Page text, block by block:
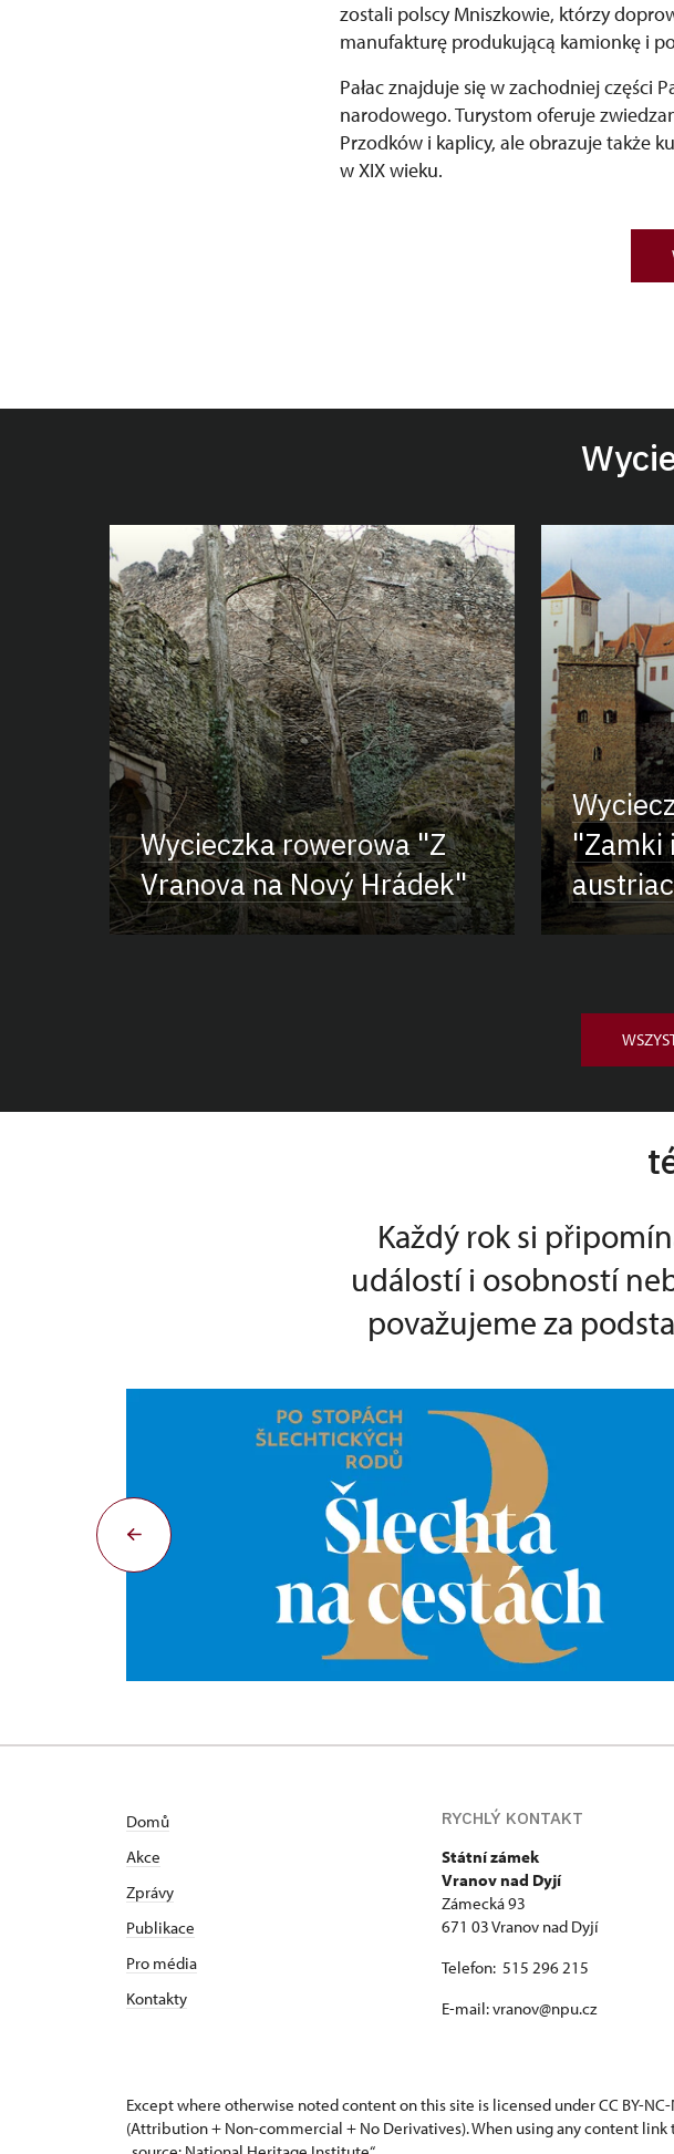
zostali polscy Mniszkowie, którzy
manufakturę produkującą kamionkę i
Pałac znajduje się w zachodniej części
narodowego. Turystom oferuje
Przodków i kaplicy, ale obrazuje także
w XIX wieku.
Wycieczka rowerowa "Z
Vranova na Nový Hrádek"
"Zamki
Každý rok si
událostí i osobností
považujeme za
Domů
Akce
Zprávy
Publikace
Pro média
Kontakty
RYCHLÝ KONTAKT
Státní zámek
Vranov nad Dyjí
Zámecká 93
671 03 Vranov nad Dyjí
Telefon: 515 296 215
E-mail: vranov@npu.cz
Except where otherwise noted content on this site is licensed under CC BY-NC-
(Attribution + Non-commercial + No Derivatives). When using any content